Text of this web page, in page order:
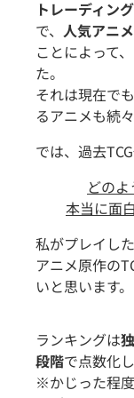
トレーディン
で、 人気アニ
ことによって
た。
それは現在で
るアニメも続
では、過去
どの
本当に面
私がプレイし
アニメ原作の
いと思います。
ランキングは
段階で点数化
※かじった程